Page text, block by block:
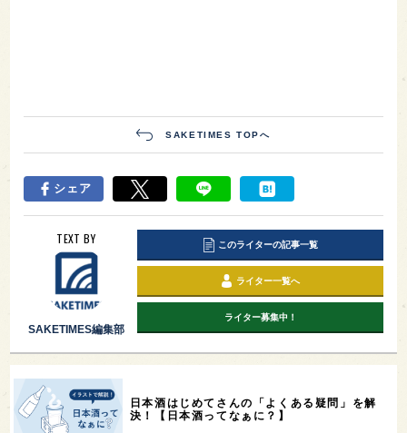
SAKETIMES TOPへ
シェア
TEXT BY
SAKETIMES編集部
このライターの記事一覧
ライター一覧へ
ライター募集中！
日本酒はじめてさんの「よくある疑問」を解
決！【日本酒ってなぁに？】